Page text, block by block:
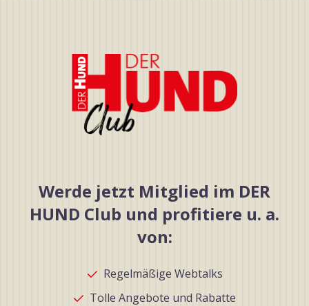
Werde jetzt Mitglied im DER
HUND Club und profitiere u. a.
von:
Regelmäßige Webtalks
Tolle Angebote und Rabatte